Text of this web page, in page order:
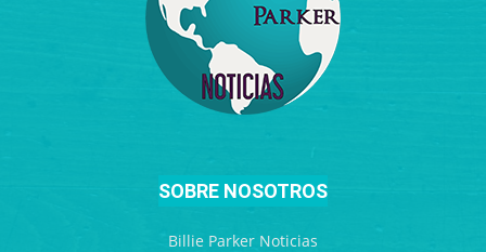
SOBRE NOSOTROS
Billie Parker Noticias